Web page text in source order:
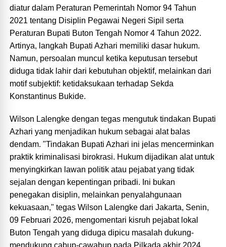
diatur dalam Peraturan Pemerintah Nomor 94 Tahun
2021 tentang Disiplin Pegawai Negeri Sipil serta
Peraturan Bupati Buton Tengah Nomor 4 Tahun 2022.
Artinya, langkah Bupati Azhari memiliki dasar hukum.
Namun, persoalan muncul ketika keputusan tersebut
diduga tidak lahir dari kebutuhan objektif, melainkan dari
motif subjektif: ketidaksukaan terhadap Sekda
Konstantinus Bukide.
Wilson Lalengke dengan tegas mengutuk tindakan Bupati
Azhari yang menjadikan hukum sebagai alat balas
dendam. "Tindakan Bupati Azhari ini jelas mencerminkan
praktik kriminalisasi birokrasi. Hukum dijadikan alat untuk
menyingkirkan lawan politik atau pejabat yang tidak
sejalan dengan kepentingan pribadi. Ini bukan
penegakan disiplin, melainkan penyalahgunaan
kekuasaan," tegas Wilson Lalengke dari Jakarta, Senin,
09 Februari 2026, mengomentari kisruh pejabat lokal
Buton Tengah yang diduga dipicu masalah dukung-
mendukung cabup-cawabup pada Pilkada akhir 2024